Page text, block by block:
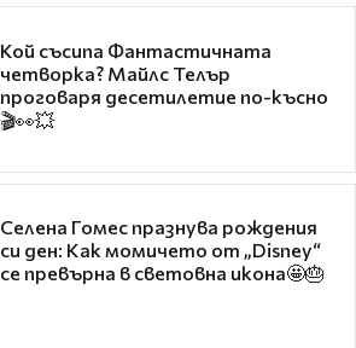
Кой съсипа Фантастичната
четворка? Майлс Телър
проговаря десетилетие по-късно
🎬👀💥
Селена Гомес празнува рождения
си ден: Как момичето от „Disney“
се превърна в световна икона🤩🎂